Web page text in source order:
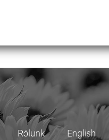
Rólunk English